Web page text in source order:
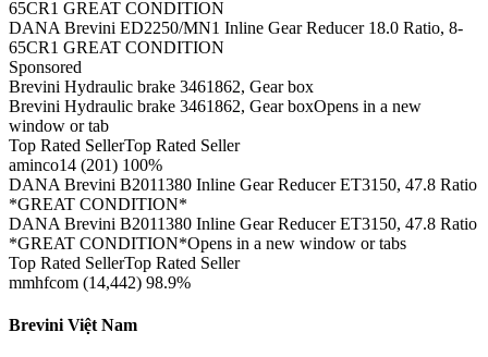
65CR1 GREAT CONDITION
DANA Brevini ED2250/MN1 Inline Gear Reducer 18.0 Ratio, 8-
65CR1 GREAT CONDITION
Sponsored
Brevini Hydraulic brake 3461862, Gear box
Brevini Hydraulic brake 3461862, Gear boxOpens in a new
window or tab
Top Rated SellerTop Rated Seller
aminco14 (201) 100%
DANA Brevini B2011380 Inline Gear Reducer ET3150, 47.8 Ratio
*GREAT CONDITION*
DANA Brevini B2011380 Inline Gear Reducer ET3150, 47.8 Ratio
*GREAT CONDITION*Opens in a new window or tabs
Top Rated SellerTop Rated Seller
mmhfcom (14,442) 98.9%
Brevini Việt Nam